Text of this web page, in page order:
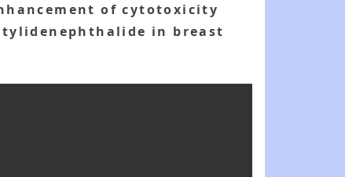
of cytotoxicity
in breast